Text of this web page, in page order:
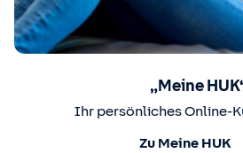
„Meine
Ihr persönliches Online-
Zu Meine HUK